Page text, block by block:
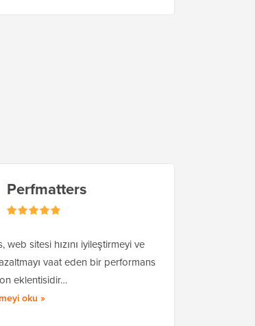
Perfmatters
web sitesi hızını iyileştirmeyi ve
vaat eden bir performans
eklentisidir…
oku Perfmatters hakkında
»